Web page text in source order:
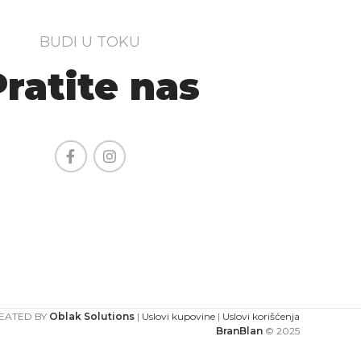
BUDI U TOKU
nas
BY Oblak Solutions | Uslovi kupovine | Uslovi korišćenja
BranBlan © 2025